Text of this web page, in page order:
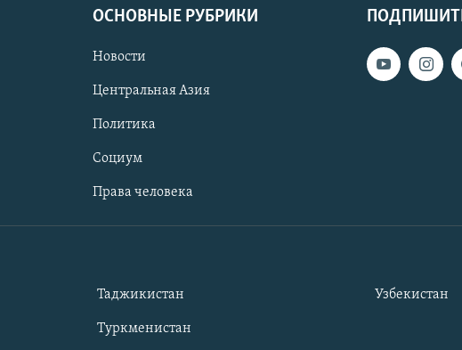
ОСНОВНЫЕ РУБРИКИ
Новости
Центральная Азия
Политика
Социум
Права человека
Таджикистан
Туркменистан
Узбекистан